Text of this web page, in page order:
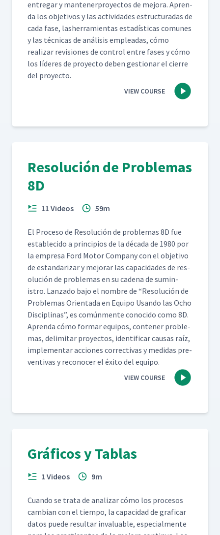
entre­gar y man­ten­er­proyec­tos de mejo­ra. Apren­
da los obje­tivos y las activi­dades estruc­turadas de
cada fase, lash­er­ramien­tas estadís­ti­cas comunes
y las téc­ni­cas de análi­sis empleadas, cómo
realizar revi­siones de con­trol entre fas­es y cómo
los líderes de proyec­to deben ges­tionar el cierre
del proyecto.
VIEW COURSE
Resolución de Problemas
8D
11 Videos 59m
El Pro­ce­so de Res­olu­ción de prob­le­mas 8D fue
estable­ci­do a prin­ci­p­ios de la déca­da de 1980 por
la empre­sa Ford Motor Com­pa­ny con el obje­ti­vo
de estandarizar y mejo­rar las capaci­dades de res­
olu­ción de prob­le­mas en su cade­na de sum­in­
istro. Lan­za­do bajo el nom­bre de “Res­olu­ción de
Prob­le­mas Ori­en­ta­da en Equipo Usan­do las Ocho
Dis­ci­plinas”, es común­mente cono­ci­do como 8D.
Apren­da cómo for­mar equipos, con­tener prob­le­
mas, delim­i­tar proyec­tos, iden­ti­ficar causas raíz,
imple­men­tar acciones cor­rec­ti­vas y medi­das pre­
ven­ti­vas y recono­cer el éxi­to del equipo.
VIEW COURSE
Gráficos y Tablas
1 Videos 9m
Cuan­do se tra­ta de analizar cómo los pro­ce­sos
cam­bian con el tiem­po, la capaci­dad de graficar
datos puede resul­tar invalu­able, espe­cial­mente